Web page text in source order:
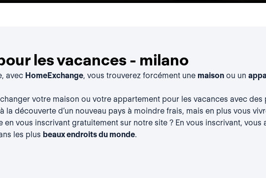
les vacances - milano
avec HomeExchange, vous trouverez forcément une maison ou un
votre maison ou votre appartement pour les vacances avec des
découverte d’un nouveau pays à moindre frais, mais en plus vous
en vous inscrivant gratuitement sur notre site ? En vous inscrivant,
les plus beaux endroits du monde.